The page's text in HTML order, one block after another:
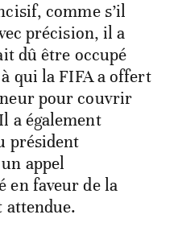
comme s’il
précision, il a
dû être occupé
qui la FIFA a offert
pour couvrir
a également
président
appel
en faveur de la
attendue.